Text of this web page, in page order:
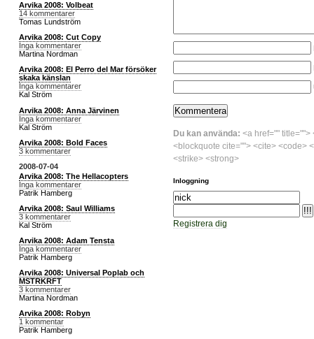
Arvika 2008: Volbeat
14 kommentarer
Tomas Lundström
Arvika 2008: Cut Copy
Inga kommentarer
Martina Nordman
Arvika 2008: El Perro del Mar försöker
skaka känslan
Inga kommentarer
Kal Ström
Arvika 2008: Anna Järvinen
Inga kommentarer
Kal Ström
Arvika 2008: Bold Faces
3 kommentarer
2008-07-04
Arvika 2008: The Hellacopters
Inga kommentarer
Patrik Hamberg
Arvika 2008: Saul Williams
3 kommentarer
Kal Ström
Arvika 2008: Adam Tensta
Inga kommentarer
Patrik Hamberg
Arvika 2008: Universal Poplab och
MSTRKRFT
3 kommentarer
Martina Nordman
Arvika 2008: Robyn
1 kommentar
Patrik Hamberg
Du kan använda: <a href="" title="">
<blockquote cite=""> <cite> <code>
<strike> <strong>
Inloggning
Registrera dig